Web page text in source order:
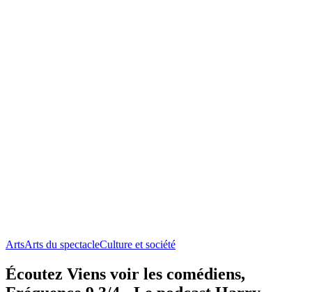
ArtsArts du spectacleCulture et société
Écoutez Viens voir les comédiens,